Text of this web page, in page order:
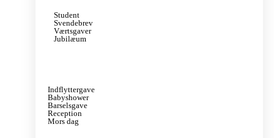
Student
Svendebrev
Værtsgaver
Jubilæum
Indflyttergave
Babyshower
Barselsgave
Reception
Mors dag